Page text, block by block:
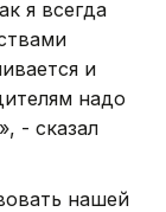
я всегда
и
надо
- сказал
нашей